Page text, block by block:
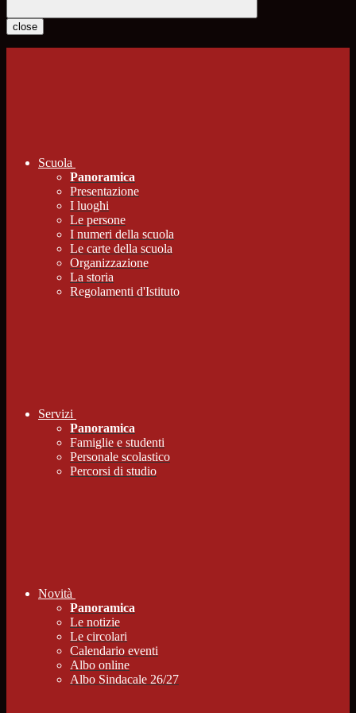
close
Scuola
Panoramica
Presentazione
I luoghi
Le persone
I numeri della scuola
Le carte della scuola
Organizzazione
La storia
Regolamenti d'Istituto
Servizi
Panoramica
Famiglie e studenti
Personale scolastico
Percorsi di studio
Novità
Panoramica
Le notizie
Le circolari
Calendario eventi
Albo online
Albo Sindacale 26/27